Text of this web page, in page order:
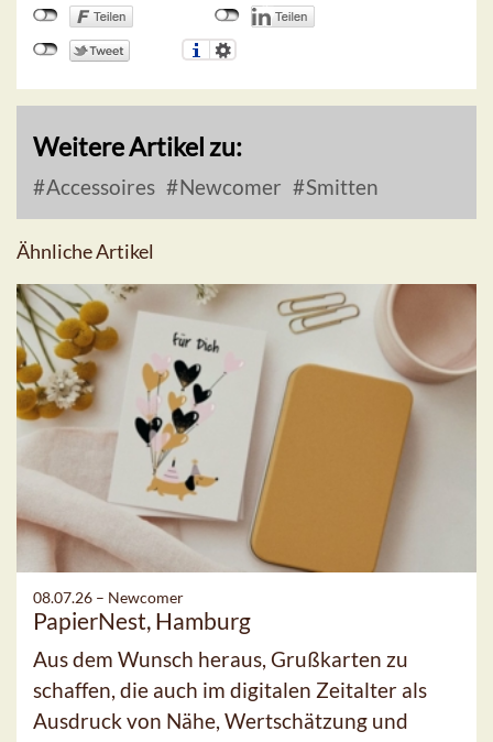
Weitere Artikel zu:
Accessoires Newcomer Smitten
Ähnliche Artikel
08.07.26 – Newcomer
PapierNest, Hamburg
Aus dem Wunsch heraus, Grußkarten zu
schaffen, die auch im digitalen Zeitalter als
Ausdruck von Nähe, Wertschätzung und